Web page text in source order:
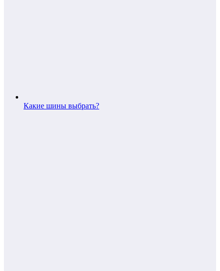
Какие шины выбрать?